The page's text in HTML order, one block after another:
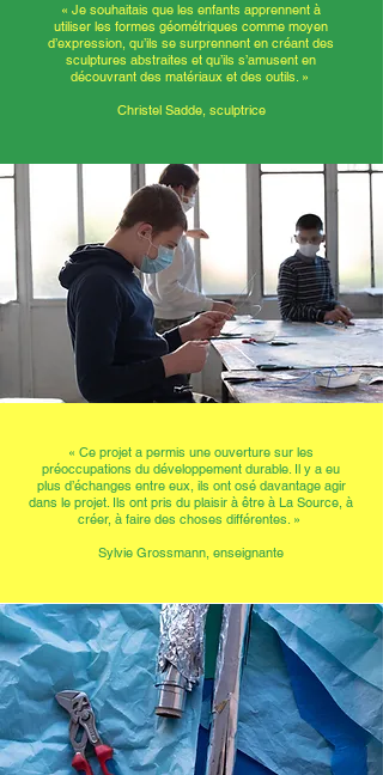
« Je souhaitais que les enfants apprennent à
utiliser les formes géométriques comme moyen
d’expression, qu’ils se surprennent en créant des
sculptures abstraites et qu’ils s’amusent en
découvrant des matériaux et des outils. »
Christel Sadde, sculptrice
« Ce projet a permis une ouverture sur les
préoccupations du développement durable. Il y a eu
plus d’échanges entre eux, ils ont osé davantage agir
dans le projet. Ils ont pris du plaisir à être à La Source, à
créer, à faire des choses différentes. »
Sylvie Grossmann, enseignante